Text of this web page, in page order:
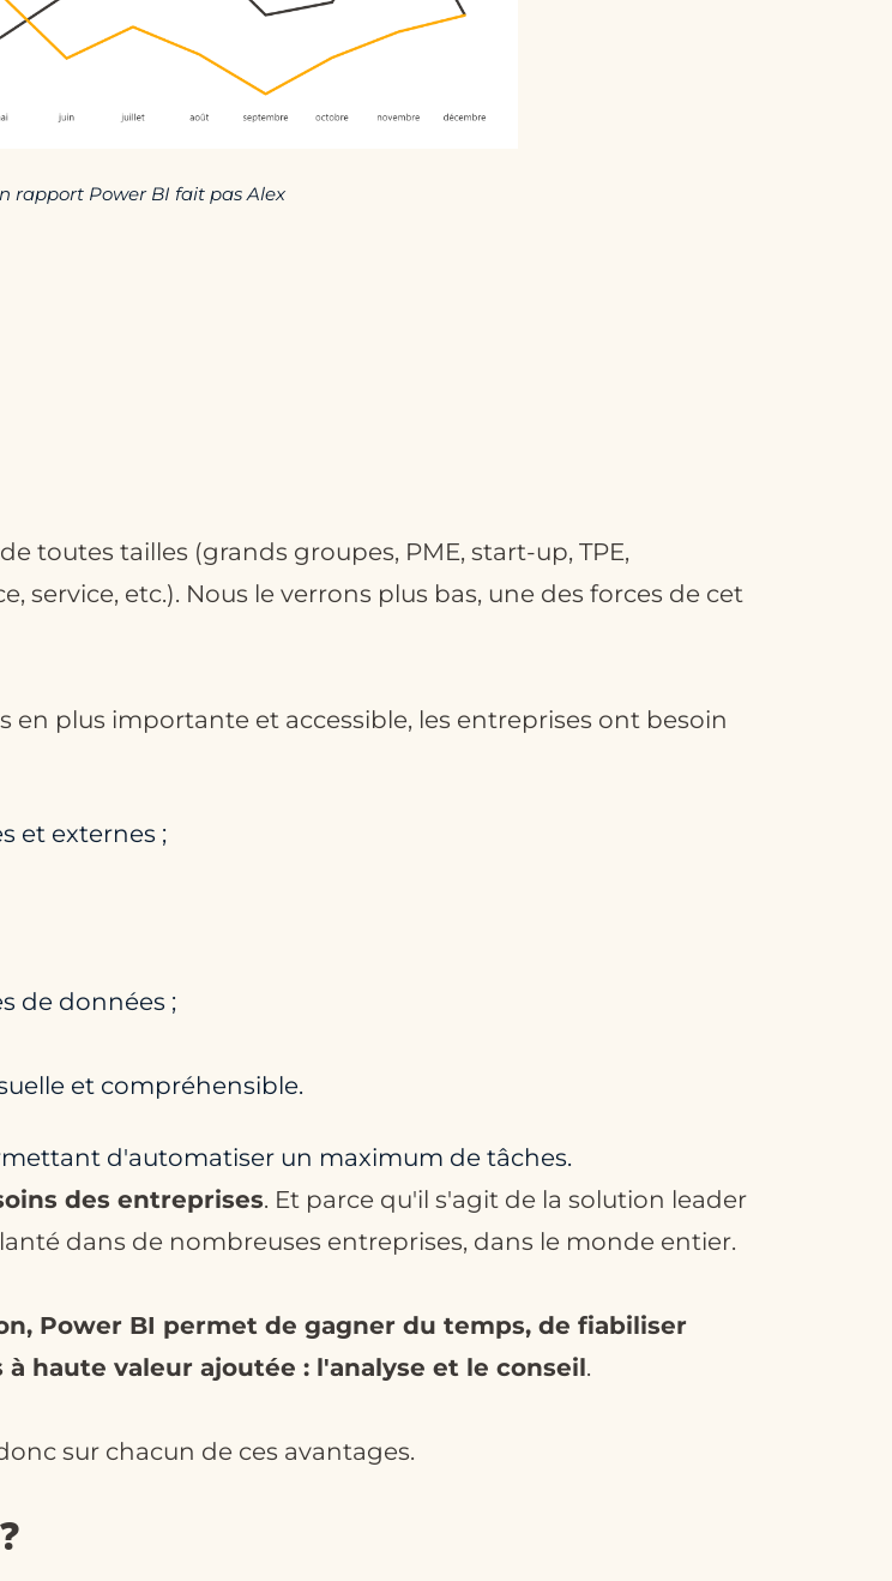
rapport Power BI fait pas Alex
toutes tailles (grands groupes, PME, start-up, TPE,
service, etc.). Nous le verrons plus bas, une des forces de cet
plus importante et accessible, les entreprises ont besoin
et externes ;
de données ;
et compréhensible.
d'automatiser un maximum de tâches.
des entreprises. Et parce qu'il s'agit de la solution leader
dans de nombreuses entreprises, dans le monde entier.
Power BI permet de gagner du temps, de fiabiliser
haute valeur ajoutée : l'analyse et le conseil.
sur chacun de ces avantages.